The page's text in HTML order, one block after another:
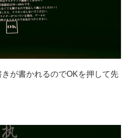
が書かれるのでOKを押して先